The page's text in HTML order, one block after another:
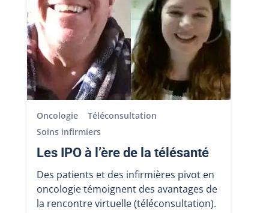
Oncologie
Téléconsultation
Soins infirmiers
Les IPO à l’ère de la télésanté
Des patients et des infirmières pivot en
oncologie témoignent des avantages de
la rencontre virtuelle (téléconsultation).